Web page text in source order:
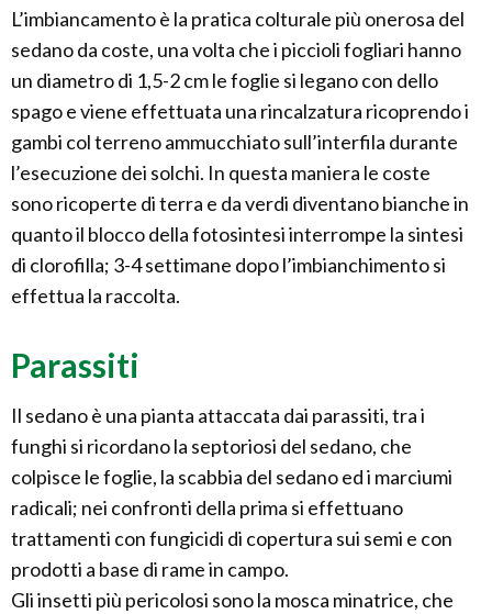
L’imbiancamento è la pratica colturale più onerosa del
sedano da coste, una volta che i piccioli fogliari hanno
un diametro di 1,5-2 cm le foglie si legano con dello
spago e viene effettuata una rincalzatura ricoprendo i
gambi col terreno ammucchiato sull’interfila durante
l’esecuzione dei solchi. In questa maniera le coste
sono ricoperte di terra e da verdi diventano bianche in
quanto il blocco della fotosintesi interrompe la sintesi
di clorofilla; 3-4 settimane dopo l’imbianchimento si
effettua la raccolta.
Parassiti
Il sedano è una pianta attaccata dai parassiti, tra i
funghi si ricordano la septoriosi del sedano, che
colpisce le foglie, la scabbia del sedano ed i marciumi
radicali; nei confronti della prima si effettuano
trattamenti con fungicidi di copertura sui semi e con
prodotti a base di rame in campo.
Gli insetti più pericolosi sono la mosca minatrice, che